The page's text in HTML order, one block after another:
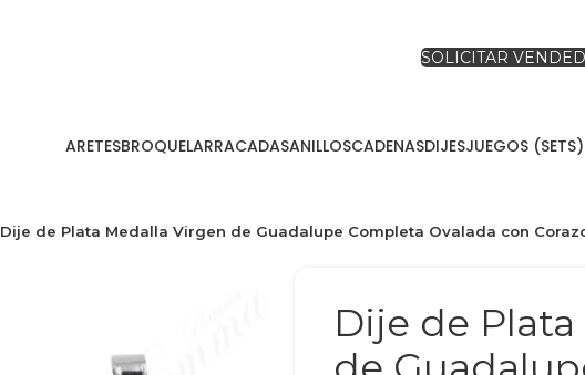
SOLICITAR
ARETESBROQUELARRACADASANILLOSCADENASDIJESJUEGOS (SETS)
Dije de Plata Medalla Virgen de Guadalupe Completa Ovalada con
Dije de